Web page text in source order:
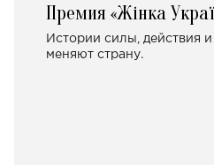
Премия «Жінка
Истории силы, действия
меняют страну.